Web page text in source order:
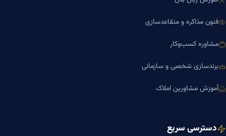
فنون مذاکره و متقاعدسازی
مشاوره کسب‌وکار
برندسازی شخصی و سازمانی
آموزش مشاورین املاک
دسترسی سریع